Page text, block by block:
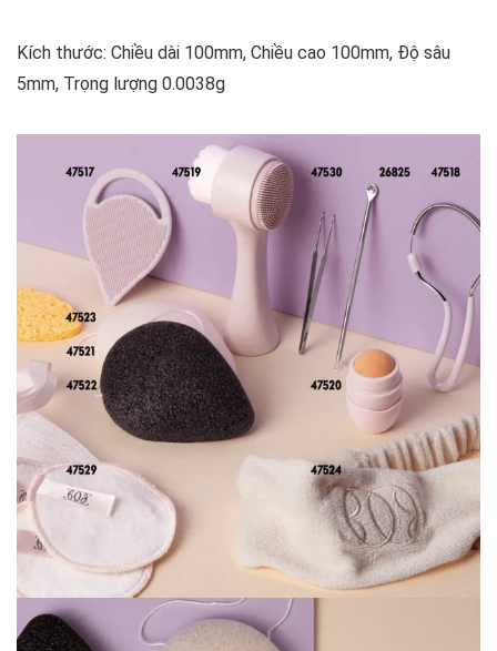
Kích thước: Chiều dài 100mm, Chiều cao 100mm, Độ sâu
5mm, Trọng lượng 0.0038g